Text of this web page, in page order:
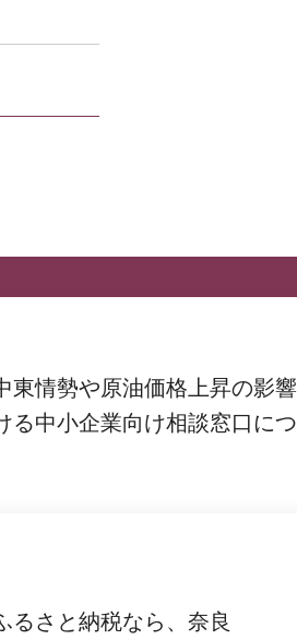
東情勢や原油価格上昇の影
る中小企業向け相談窓口に
るさと納税なら、奈良